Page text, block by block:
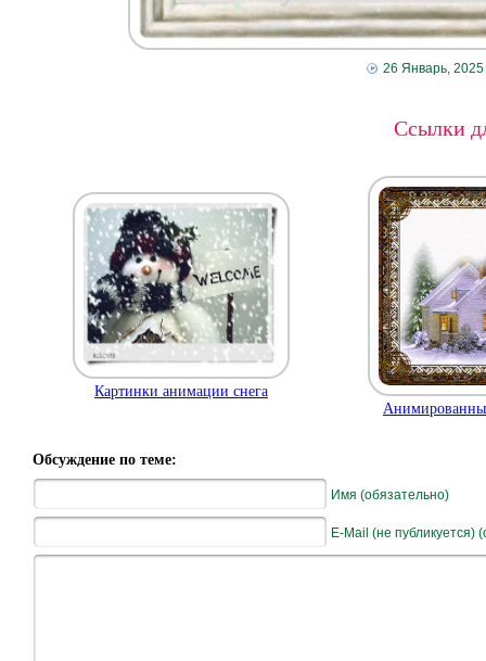
26 Январь, 2025
Ссылки
Картинки анимации снега
Обсуждение по теме:
Имя (обязательно)
E-Mail (не публикуется)